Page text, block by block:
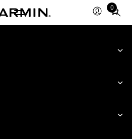
0
Total
items
cart: